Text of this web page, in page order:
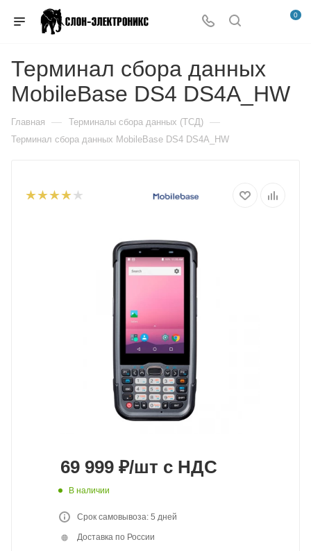
0
Терминал сбора данных
MobileBase DS4 DS4A_HW
Главная — Терминалы сбора данных (ТСД) —
Терминал сбора данных MobileBase DS4 DS4A_HW
69 999 ₽/шт с НДС
В наличии
Срок самовывоза: 5 дней
Доставка по России